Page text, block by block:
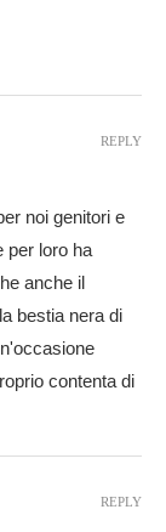
noi genitori e
per loro ha
anche il
bestia nera di
contenta di
REPLY
REPLY